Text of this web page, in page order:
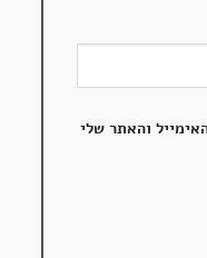
והאתר שלי